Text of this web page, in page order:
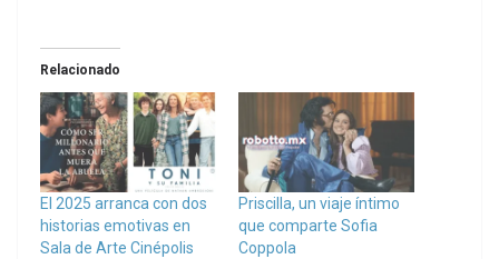
Relacionado
El 2025 arranca con dos
historias emotivas en
Sala de Arte Cinépolis
Priscilla, un viaje íntimo
que comparte Sofia
Coppola